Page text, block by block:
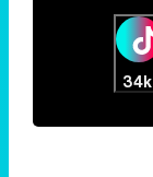
34k